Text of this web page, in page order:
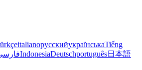
italianoрусскийукраїнськаTiếng
IndonesiaDeutschportuguês日本語